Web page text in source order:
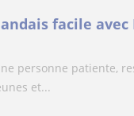
facile avec
personne patiente,
et...